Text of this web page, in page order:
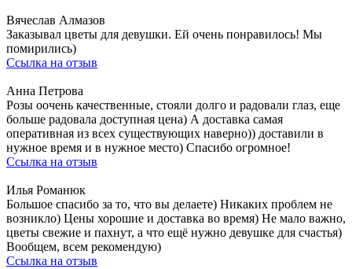
Вячеслав Алмазов
Заказывал цветы для девушки. Ей очень понравилось! Мы
помирились)
Ссылка на отзыв
Анна Петрова
Розы оочень качественные, стояли долго и радовали глаз, еще
больше радовала доступная цена) А доставка самая
оперативная из всех существующих наверно)) доставили в
нужное время и в нужное место) Спасибо огромное!
Ссылка на отзыв
Илья Романюк
Большое спасибо за то, что вы делаете) Никаких проблем не
возникло) Цены хорошие и доставка во время) Не мало важно,
цветы свежие и пахнут, а что ещё нужно девушке для счастья)
Вообщем, всем рекомендую)
Ссылка на отзыв